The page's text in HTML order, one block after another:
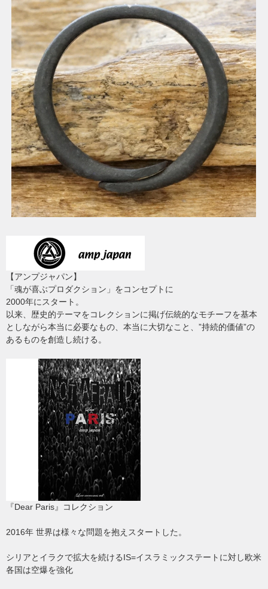
【アンプジャパン】
「魂が喜ぶプロダクション」をコンセプトに
2000年にスタート。
以来、歴史的テーマをコレクションに掲げ伝統的なモチーフを基本
としながら本当に必要なもの、本当に大切なこと、”持続的価値”の
あるものを創造し続ける。
『Dear Paris』コレクション
2016年 世界は様々な問題を抱えスタートした。
シリアとイラクで拡大を続けるIS=イスラミックステートに対し欧米
各国は空爆を強化